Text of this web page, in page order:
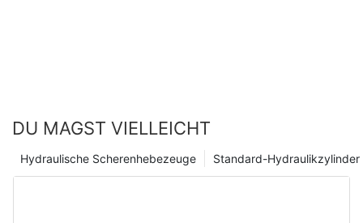
DU MAGST VIELLEICHT
Standard-Hydraulikzylinder
Hydraulische Scherenhebezeuge